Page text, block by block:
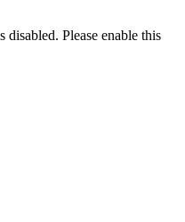
Please enable this